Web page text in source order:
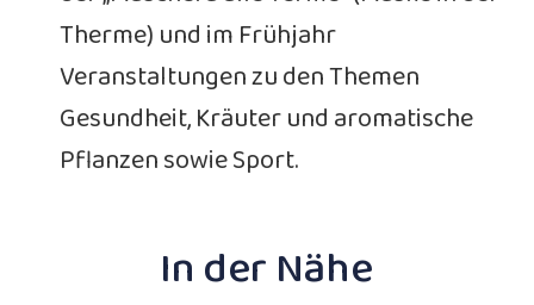
Therme) und im Frühjahr
Veranstaltungen zu den Themen
Gesundheit, Kräuter und aromatische
Pflanzen sowie Sport.
In der Nähe